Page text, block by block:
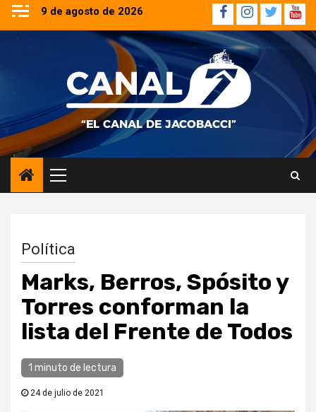
Saltar
contenido
9 de agosto de 2026 Facebook
Instagram
Twitter
Menú
principal
Política
Marks, Berros, Spósito y
Torres conforman la
lista del Frente de Todos
1 minuto de lectura
24 de julio de 2021